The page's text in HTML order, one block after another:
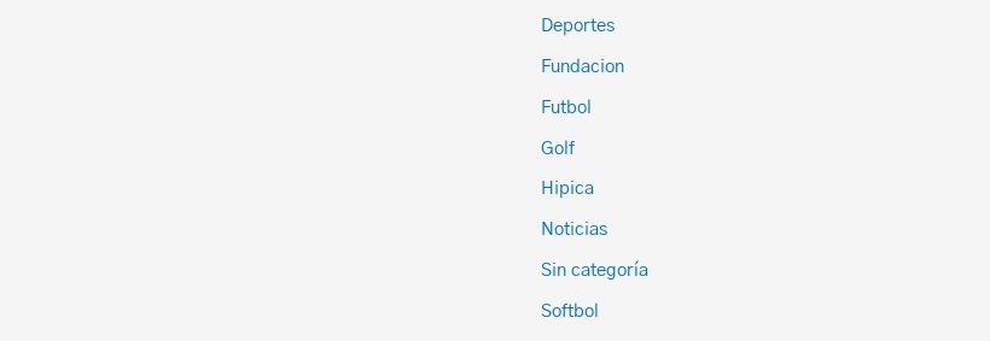
Deportes
Fundacion
Futbol
Golf
Hipica
Noticias
Sin categoría
Softbol